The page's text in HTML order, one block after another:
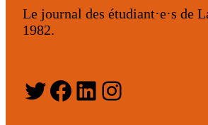
Le journal des étudiant·e·s de
1982.
Twitter
Facebook
LinkedIn
Instagram